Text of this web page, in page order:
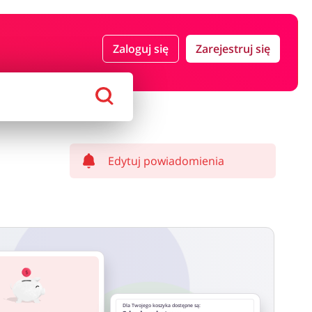
Zaloguj się Zarejestruj się
Edytuj powiadomienia
Dla Twojego koszyka dostępne są: